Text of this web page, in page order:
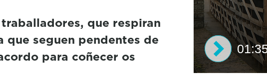
que respiran
que seguen pendentes de
para coñecer os